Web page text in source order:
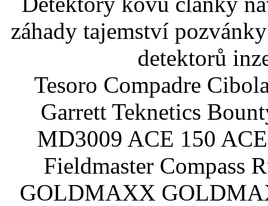
záhady tajemství
detektorů
Tesoro Compadre
Garrett Teknetics
MD3009 ACE 150
Fieldmaster Compass
GOLDMAXX